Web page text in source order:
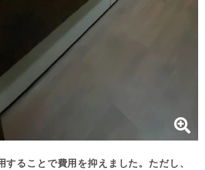
することで費用を抑えました。ただし、